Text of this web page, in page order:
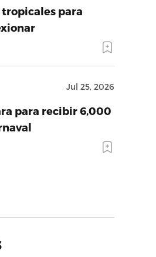
tropicales para
Jul 25, 2026
para recibir 6,000